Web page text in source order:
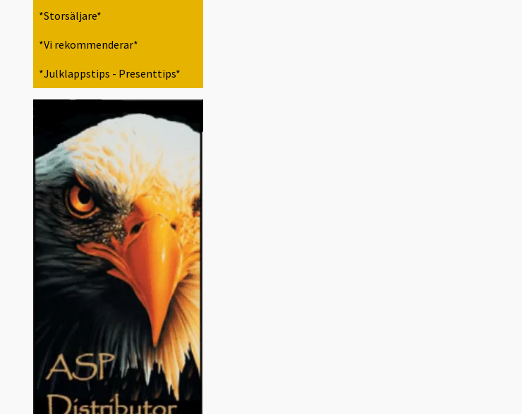
*Storsäljare*
*Vi rekommenderar*
*Julklappstips - Presenttips*